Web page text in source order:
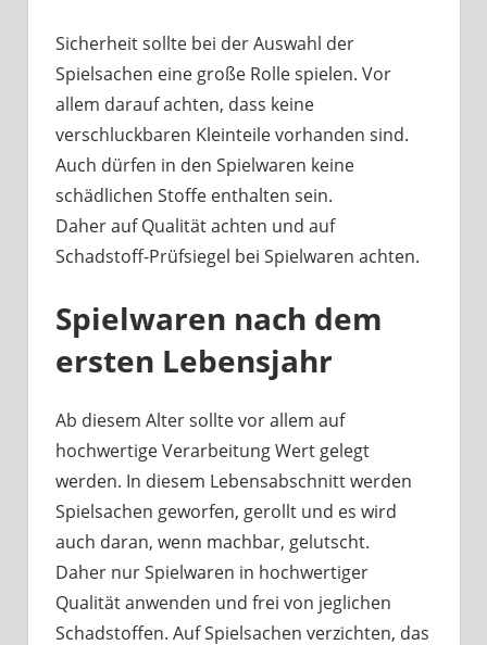
Sicherheit sollte bei der Auswahl der
Spielsachen eine große Rolle spielen. Vor
allem darauf achten, dass keine
verschluckbaren Kleinteile vorhanden sind.
Auch dürfen in den Spielwaren keine
schädlichen Stoffe enthalten sein.
Daher auf Qualität achten und auf
Schadstoff-Prüfsiegel bei Spielwaren achten.
Spielwaren nach dem
ersten Lebensjahr
Ab diesem Alter sollte vor allem auf
hochwertige Verarbeitung Wert gelegt
werden. In diesem Lebensabschnitt werden
Spielsachen geworfen, gerollt und es wird
auch daran, wenn machbar, gelutscht.
Daher nur Spielwaren in hochwertiger
Qualität anwenden und frei von jeglichen
Schadstoffen. Auf Spielsachen verzichten, das